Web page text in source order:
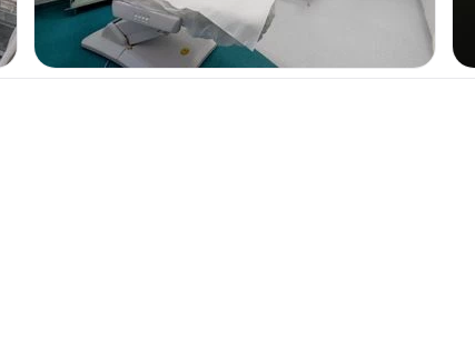
pokud jste zkušený
to obor, který
i do estetického
Umíme
ale umíme i
které máme a proto
To je
důvěru, má cítit z něj
Frakční laser
Microneedling